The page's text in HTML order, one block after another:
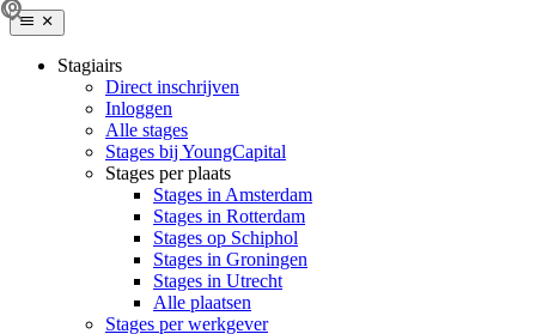
Stagiairs
Direct inschrijven
Inloggen
Alle stages
Stages bij YoungCapital
Stages per plaats
Stages in Amsterdam
Stages in Rotterdam
Stages op Schiphol
Stages in Groningen
Stages in Utrecht
Alle plaatsen
Stages per werkgever